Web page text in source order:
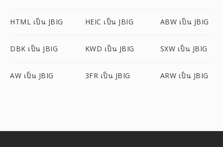
HTML เป็น JBIG HEIC เป็น JBIG ABW เป็น JBIG
DBK เป็น JBIG KWD เป็น JBIG SXW เป็น JBIG
AW เป็น JBIG 3FR เป็น JBIG ARW เป็น JBIG